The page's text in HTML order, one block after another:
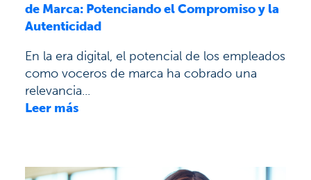
de Marca: Potenciando el Compromiso y la
Autenticidad
En la era digital, el potencial de los empleados
como voceros de marca ha cobrado una
relevancia...
Leer más